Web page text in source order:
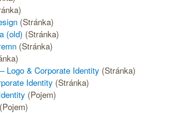
(Stránka)
(old) (Stránka)
(Stránka)
Logo & Corporate Identity (Stránka)
Identity (Stránka)
(Pojem)
(Pojem)